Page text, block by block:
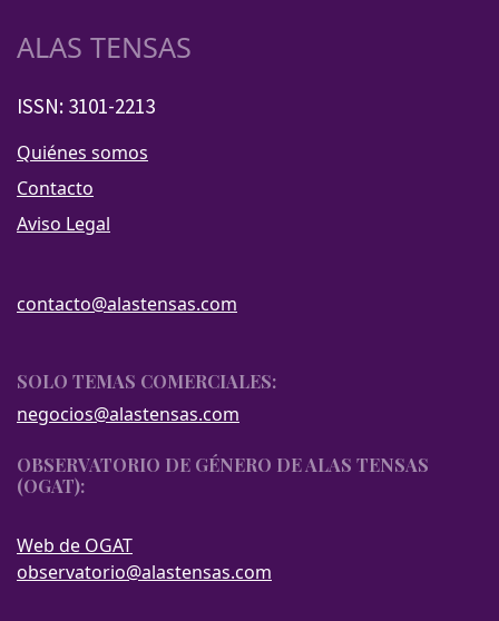
ALAS TENSAS
ISSN: 3101-2213
Quiénes somos
Contacto
Aviso Legal
contacto@alastensas.com
SOLO TEMAS COMERCIALES:
negocios@alastensas.com
OBSERVATORIO DE GÉNERO DE ALAS TENSAS
(OGAT):
Web de OGAT
observatorio@alastensas.com